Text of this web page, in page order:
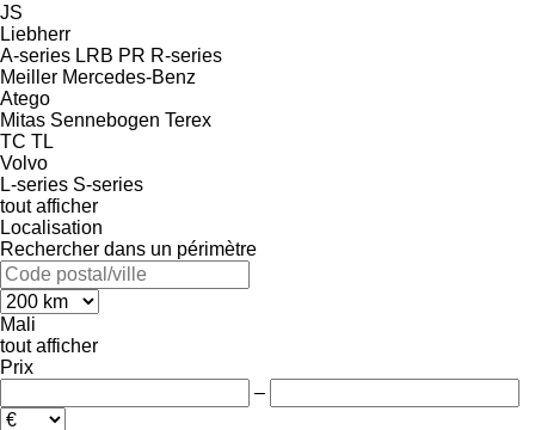
JS
Liebherr
A-series LRB PR R-series
Meiller Mercedes-Benz
Atego
Mitas Sennebogen Terex
TC TL
Volvo
L-series S-series
tout afficher
Localisation
Rechercher dans un périmètre
Mali
tout afficher
Prix
–